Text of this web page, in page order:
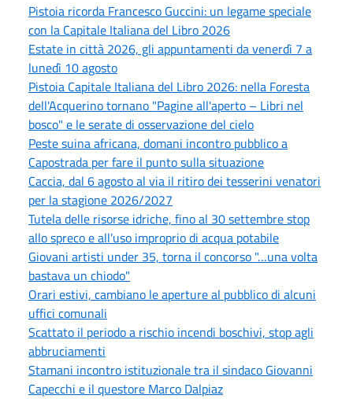
Pistoia ricorda Francesco Guccini: un legame speciale
con la Capitale Italiana del Libro 2026
Estate in città 2026, gli appuntamenti da venerdì 7 a
lunedì 10 agosto
Pistoia Capitale Italiana del Libro 2026: nella Foresta
dell'Acquerino tornano "Pagine all'aperto – Libri nel
bosco" e le serate di osservazione del cielo
Peste suina africana, domani incontro pubblico a
Capostrada per fare il punto sulla situazione
Caccia, dal 6 agosto al via il ritiro dei tesserini venatori
per la stagione 2026/2027
Tutela delle risorse idriche, fino al 30 settembre stop
allo spreco e all’uso improprio di acqua potabile
Giovani artisti under 35, torna il concorso "…una volta
bastava un chiodo"
Orari estivi, cambiano le aperture al pubblico di alcuni
uffici comunali
Scattato il periodo a rischio incendi boschivi, stop agli
abbruciamenti
Stamani incontro istituzionale tra il sindaco Giovanni
Capecchi e il questore Marco Dalpiaz